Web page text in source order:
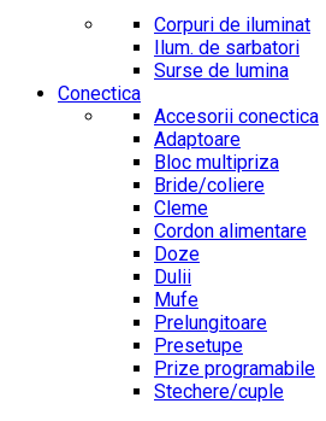
Corpuri de iluminat
Ilum. de sarbatori
Surse de lumina
Conectica
Accesorii conectica
Adaptoare
Bloc multipriza
Bride/coliere
Cleme
Cordon alimentare
Doze
Dulii
Mufe
Prelungitoare
Presetupe
Prize programabile
Stechere/cuple